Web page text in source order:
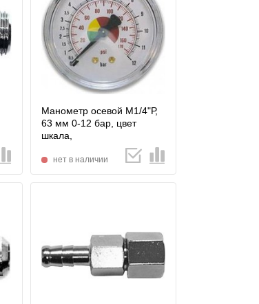
Манометр осевой М1/4"Р,
63 мм 0-12 бар, цвет
шкала,
нет в наличии